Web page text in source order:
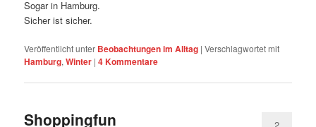
Sogar in Hamburg.
Sicher ist sicher.
Veröffentlicht unter Beobachtungen im Alltag |Verschlagwortet mit
Hamburg,Winter |4Kommentare
Shoppingfun 2